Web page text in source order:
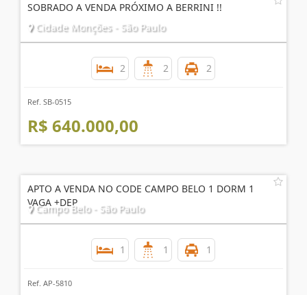
SOBRADO A VENDA PRÓXIMO A BERRINI !!
Cidade Monções - São Paulo
2 2 2
Ref. SB-0515
R$ 640.000,00
APTO A VENDA NO CODE CAMPO BELO 1 DORM 1
VAGA +DEP
Campo Belo - São Paulo
1 1 1
Ref. AP-5810